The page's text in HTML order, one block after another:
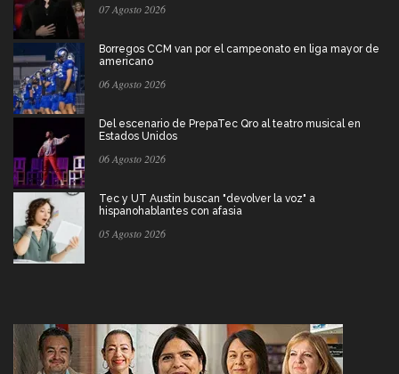
07 Agosto 2026
Borregos CCM van por el campeonato en liga mayor de
americano
06 Agosto 2026
Del escenario de PrepaTec Qro al teatro musical en
Estados Unidos
06 Agosto 2026
Tec y UT Austin buscan "devolver la voz" a
hispanohablantes con afasia
05 Agosto 2026